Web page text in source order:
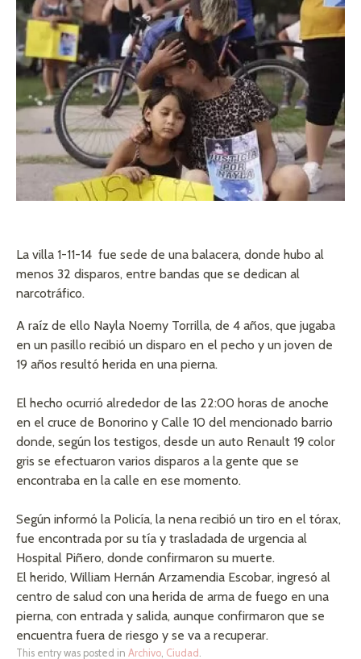
La villa 1-11-14 fue sede de una balacera, donde hubo al
menos 32 disparos, entre bandas que se dedican al
narcotráfico.
A raíz de ello Nayla Noemy Torrilla, de 4 años, que jugaba
en un pasillo recibió un disparo en el pecho y un joven de
19 años resultó herida en una pierna.
El hecho ocurrió alrededor de las 22:00 horas de anoche
en el cruce de Bonorino y Calle 10 del mencionado barrio
donde, según los testigos, desde un auto Renault 19 color
gris se efectuaron varios disparos a la gente que se
encontraba en la calle en ese momento.
Según informó la Policía, la nena recibió un tiro en el tórax,
fue encontrada por su tía y trasladada de urgencia al
Hospital Piñero, donde confirmaron su muerte.
El herido, William Hernán Arzamendia Escobar, ingresó al
centro de salud con una herida de arma de fuego en una
pierna, con entrada y salida, aunque confirmaron que se
encuentra fuera de riesgo y se va a recuperar.
This entry was posted in Archivo Ciudad